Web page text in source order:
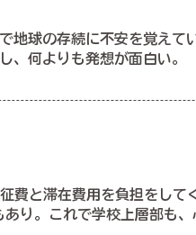
地球の存続に不安を覚え
、何よりも発想が面白い。
費と滞在費用を負担をして
り。これで学校上層部も、